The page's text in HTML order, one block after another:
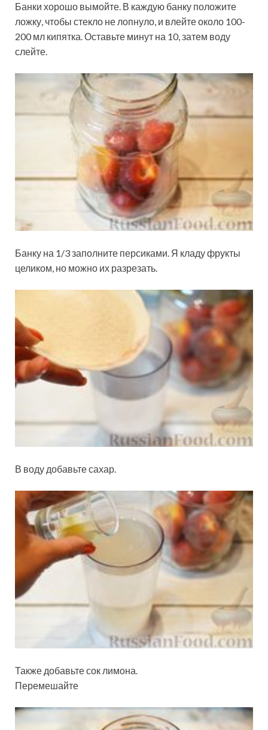
Банки хорошо вымойте. В каждую банку положите
ложку, чтобы стекло не лопнуло, и влейте около 100-
200 мл кипятка. Оставьте минут на 10, затем воду
слейте.
Банку на 1/3 заполните персиками. Я кладу фрукты
целиком, но можно их разрезать.
В воду добавьте сахар.
Также добавьте сок лимона.
Перемешайте